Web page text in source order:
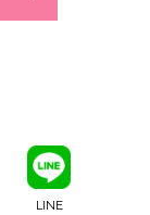
LINE